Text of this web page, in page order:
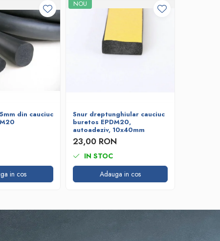
din cauciuc
in cos
NOU
Snur dreptunghiular cauciuc
buretos EPDM20,
autoadeziv, 10x40mm
23,00 RON
IN STOC
Adauga in cos